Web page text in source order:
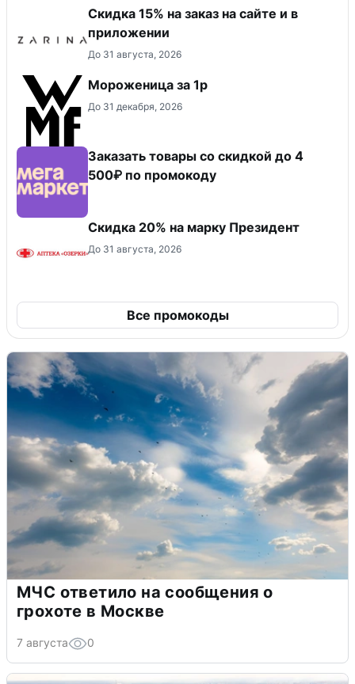
Скидка 15% на заказ на сайте и в
приложении
До 31 августа, 2026
Мороженица за 1р
До 31 декабря, 2026
Заказать товары со скидкой до 4
500₽ по промокоду
Скидка 20% на марку Президент
До 31 августа, 2026
Все промокоды
МЧС ответило на сообщения о
грохоте в Москве
7 августа 0